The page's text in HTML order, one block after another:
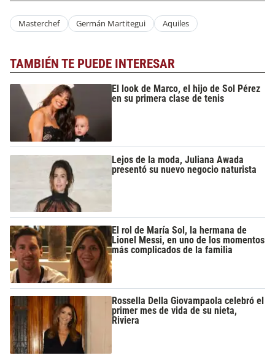
Masterchef Germán Martitegui Aquiles
TAMBIÉN TE PUEDE INTERESAR
El look de Marco, el hijo de Sol Pérez
en su primera clase de tenis
Lejos de la moda, Juliana Awada
presentó su nuevo negocio naturista
El rol de María Sol, la hermana de
Lionel Messi, en uno de los momentos
más complicados de la familia
Rossella Della Giovampaola celebró el
primer mes de vida de su nieta,
Riviera